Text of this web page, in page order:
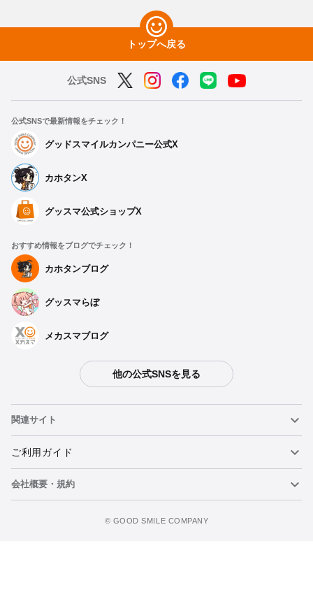
ろいどぷらす トレーディングラバーストラップ Leo/need
予約期間：2022年05月16日~2022年06月08日まで
2023年06月発売・お1人様3点まで
プロジェクトセカイ カラフルステージ！ feat. 初音ミク ねんど
ろいどぷらす トレーディングラバーストラップ MORE MORE
JUMP！
予約期間：2022年05月16日~2022年06月08日まで
2023年06月発売・お1人様3点まで
ろいどぷらす トレーディングラバーストラップ Vivid BAD
2023年06月発売・お1人様3点まで
プロジェクトセカイ カラフルステージ！ feat. 初音ミク ねんど
予約期間：2022年05月16日~2022年06月08日まで
2023年06月発売・お1人様3点まで
プロジェクトセカイ カラフルステージ！ feat. 初音ミク ねんど
予約期間：2022年05月16日~2022年06月08日まで
トップへ戻る
公式SNS
公式SNSで最新情報をチェック！
グッドスマイルカンパニー公式X
カホタンX
グッスマ公式ショップX
おすすめ情報をブログでチェック！
カホタンブログ
グッスマらぼ
メカスマブログ
他の公式SNSを見る
関連サイト
ねんどろいど
ねんどろいどフェイスメーカー
ご利用ガイド
重要なお知らせ
会社概要・規約
©️ GOOD SMILE COMPANY